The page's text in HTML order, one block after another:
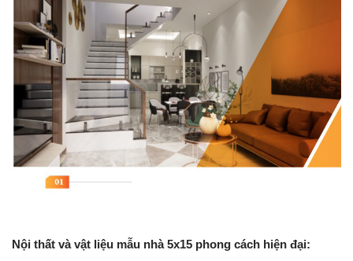
Nội thất và vật liệu mẫu nhà 5x15 phong cách hiện đại: